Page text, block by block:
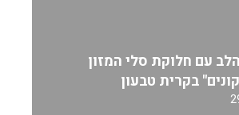
עם חלוקת סלי המזון
בקרית טבעון